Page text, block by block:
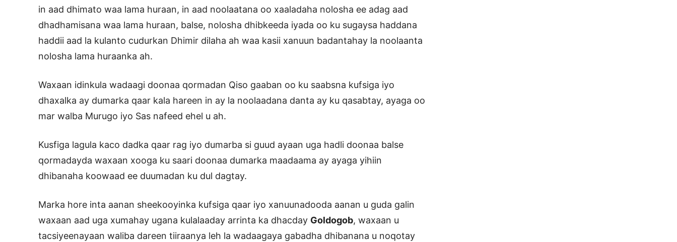
in aad dhimato waa lama huraan, in aad noolaatana oo xaaladaha nolosha ee adag aad
dhadhamisana waa lama huraan, balse, nolosha dhibkeeda iyada oo ku sugaysa haddana
haddii aad la kulanto cudurkan Dhimir dilaha ah waa kasii xanuun badantahay la noolaanta
nolosha lama huraanka ah.
Waxaan idinkula wadaagi doonaa qormadan Qiso gaaban oo ku saabsna kufsiga iyo
dhaxalka ay dumarka qaar kala hareen in ay la noolaadana danta ay ku qasabtay, ayaga oo
mar walba Murugo iyo Sas nafeed ehel u ah.
Kusfiga lagula kaco dadka qaar rag iyo dumarba si guud ayaan uga hadli doonaa balse
qormadayda waxaan xooga ku saari doonaa dumarka maadaama ay ayaga yihiin
dhibanaha koowaad ee duumadan ku dul dagtay.
Marka hore inta aanan sheekooyinka kufsiga qaar iyo xanuunadooda aanan u guda galin
waxaan aad uga xumahay ugana kulalaaday arrinta ka dhacday Goldogob, waxaan u
tacsiyeenayaan waliba dareen tiiraanya leh la wadaagaya gabadha dhibanana u noqotay